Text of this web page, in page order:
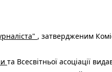
, затвердженим
та Всесвітньої асоціації